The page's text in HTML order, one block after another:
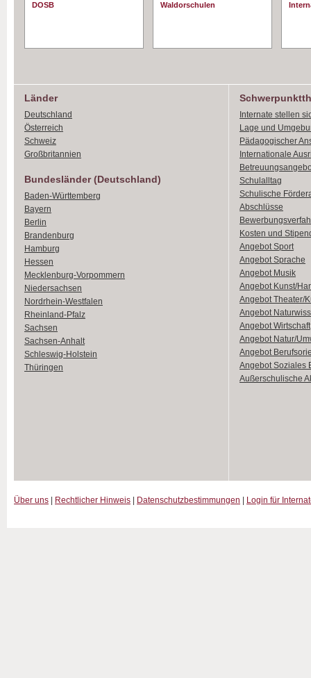
DOSB
Waldorschulen
Länder
Deutschland
Österreich
Schweiz
Großbritannien
Bundesländer (Deutschland)
Baden-Württemberg
Bayern
Berlin
Brandenburg
Hamburg
Hessen
Mecklenburg-Vorpommern
Niedersachsen
Nordrhein-Westfalen
Rheinland-Pfalz
Sachsen
Sachsen-Anhalt
Schleswig-Holstein
Thüringen
Internate stellen
Lage und
Pädagogischer
Internationale
Schulalltag
Schulische
Abschlüsse
Kosten und
Angebot Sport
Angebot Sprache
Angebot Musik
Angebot Kunst/
Angebot Theater/
Angebot
Angebot Wirtschaft
Angebot Natur/
Angebot
Angebot Soziales
Außerschulische
Über uns Rechtlicher Hinweis Datenschutzbestimmungen Login für